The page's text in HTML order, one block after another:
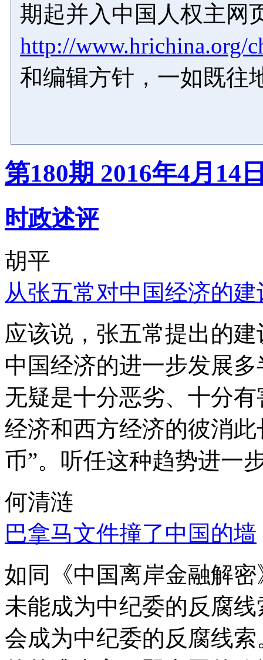
期起并入中国人权主网
http://www.hrichina.org/
和编辑方针，一如既往
第180期 2016年4月14
时政述评
胡平
从张五常对中国经济的
应该说，张五常提出的
中国经济的进一步发展
无疑是十分恶劣、十分
经济和西方经济的彼消
币”。听任这种趋势进一
何清涟
巴拿马文件撞了中国的墙
如同《中国离岸金融解
未能成为中纪委的反腐
会成为中纪委的反腐线